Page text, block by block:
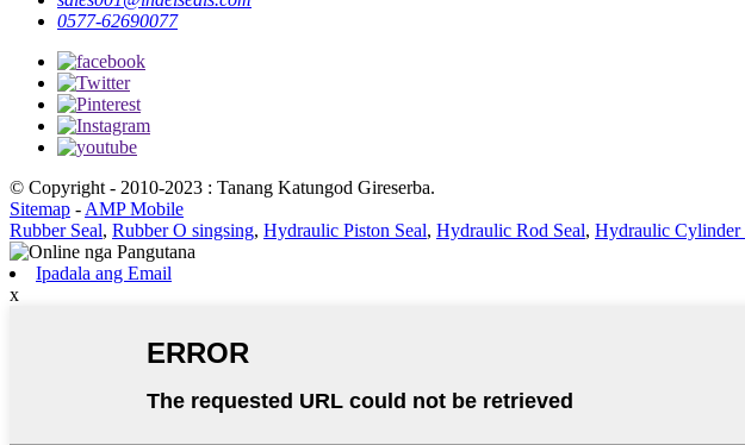
0577-62690077
© Copyright - 2010-2023 : Tanang Katungod Gireserba.
Sitemap - AMP Mobile
Rubber Seal, Rubber O singsing, Hydraulic Piston Seal, Hydraulic Rod Seal, Hydraulic Cylinder
Ipadala ang Email
x